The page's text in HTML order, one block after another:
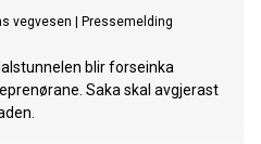
vegvesen Pressemelding
blir forseinka
Saka skal avgjerast